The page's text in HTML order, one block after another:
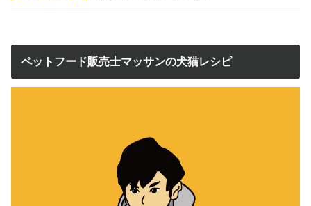
ペットフード販売士マッサンの犬猫レシピ